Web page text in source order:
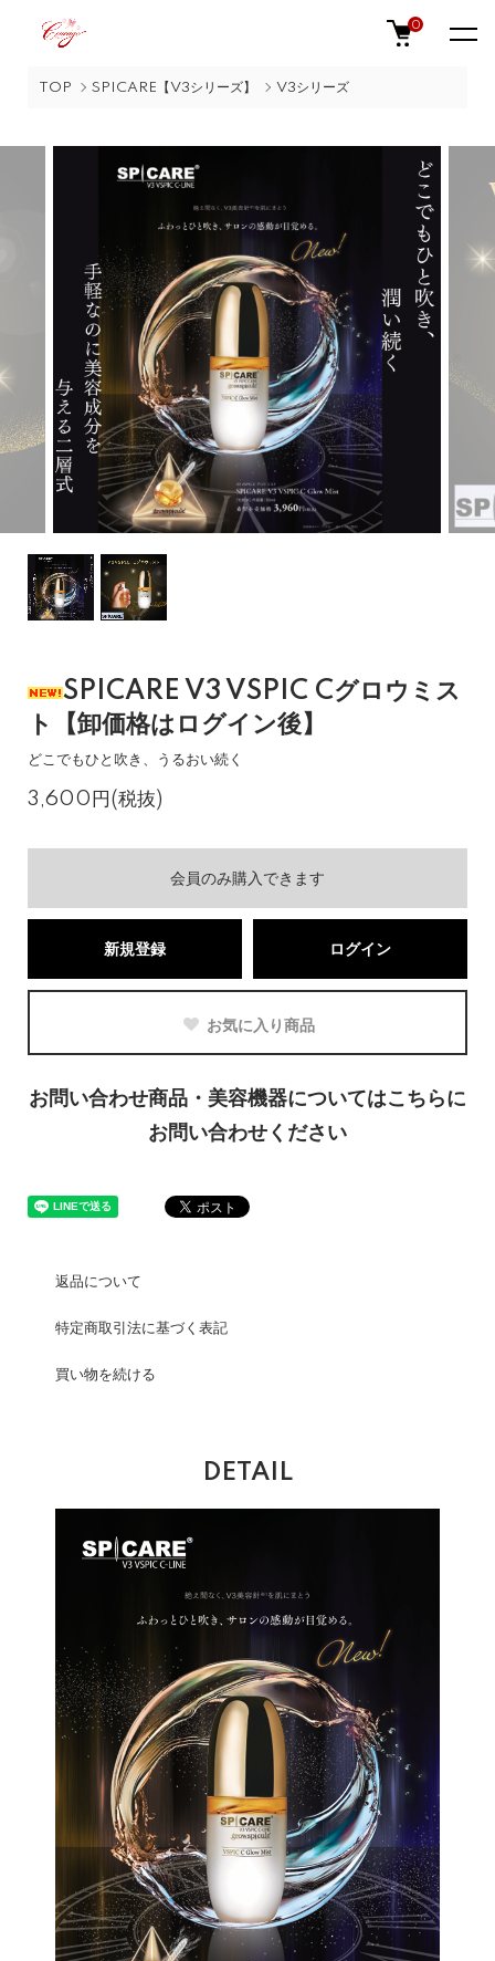
0
TOP SPICARE【V3シリーズ】 V3シリーズ
SPICARE V3 VSPIC Cグロウミス
ト【卸価格はログイン後】
どこでもひと吹き、うるおい続く
3,600円(税抜)
会員のみ購入できます
新規登録 ログイン
お気に入り商品
お問い合わせ商品・美容機器についてはこちらに
お問い合わせください
返品について
特定商取引法に基づく表記
買い物を続ける
DETAIL